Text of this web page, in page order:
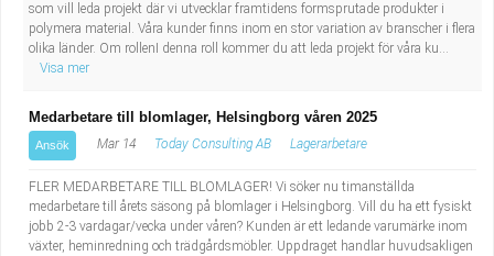
som vill leda projekt där vi utvecklar framtidens formsprutade produkter i
polymera material. Våra kunder finns inom en stor variation av branscher i flera
olika länder. Om rollenI denna roll kommer du att leda projekt för våra ku...
Visa mer
Medarbetare till blomlager, Helsingborg våren 2025
Ansök Mar 14 Today Consulting AB Lagerarbetare
FLER MEDARBETARE TILL BLOMLAGER! Vi söker nu timanställda
medarbetare till årets säsong på blomlager i Helsingborg. Vill du ha ett fysiskt
jobb 2-3 vardagar/vecka under våren? Kunden är ett ledande varumärke inom
växter, heminredning och trädgårdsmöbler. Uppdraget handlar huvudsakligen